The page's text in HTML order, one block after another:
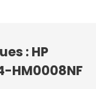
: HP
HM0008NF